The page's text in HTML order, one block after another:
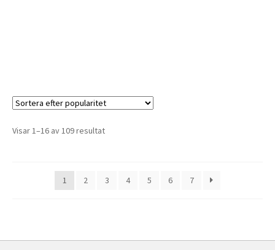
Visar 1–16 av 109 resultat
1 2 3 4 5 6 7